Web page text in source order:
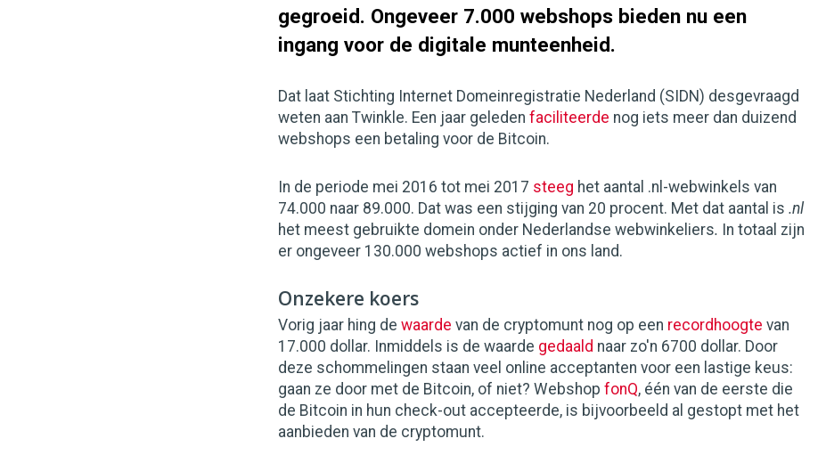
gegroeid. Ongeveer 7.000 webshops bieden nu een
ingang voor de digitale munteenheid.
Dat laat Stichting Internet Domeinregistratie Nederland (SIDN) desgevraagd
weten aan Twinkle. Een jaar geleden faciliteerde nog iets meer dan duizend
webshops een betaling voor de Bitcoin.
In de periode mei 2016 tot mei 2017 steeg het aantal .nl-webwinkels van
74.000 naar 89.000. Dat was een stijging van 20 procent. Met dat aantal is .nl
het meest gebruikte domein onder Nederlandse webwinkeliers. In totaal zijn
er ongeveer 130.000 webshops actief in ons land.
Onzekere koers
Vorig jaar hing de waarde van de cryptomunt nog op een recordhoogte van
17.000 dollar. Inmiddels is de waarde gedaald naar zo'n 6700 dollar. Door
deze schommelingen staan veel online acceptanten voor een lastige keus:
gaan ze door met de Bitcoin, of niet? Webshop fonQ, één van de eerste die
de Bitcoin in hun check-out accepteerde, is bijvoorbeeld al gestopt met het
aanbieden van de cryptomunt.